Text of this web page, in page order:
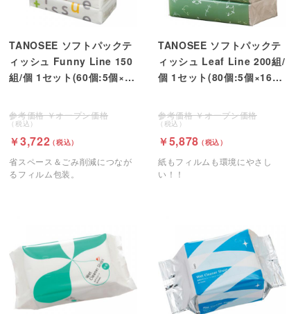
TANOSEE ソフトパックテ
ィッシュ Funny Line 150
組/個 1セット(60個:5個×12
オープン価格
3,722
省スペース＆ごみ削減につなが
るフィルム包装。
TANOSEE ソフトパックテ
ィッシュ Leaf Line 200組/
個 1セット(80個:5個×16パ
オープン価格
5,878
紙もフィルムも環境にやさし
い！！